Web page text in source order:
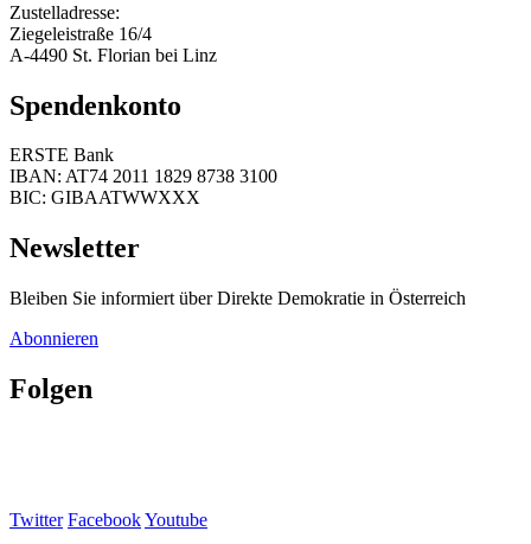
Zustelladresse:
Ziegeleistraße 16/4
A-4490 St. Florian bei Linz
Spendenkonto
ERSTE Bank
IBAN: AT74 2011 1829 8738 3100
BIC: GIBAATWWXXX
Newsletter
Bleiben Sie informiert über Direkte Demokratie in Österreich
Abonnieren
Folgen
Twitter FacebookYoutube